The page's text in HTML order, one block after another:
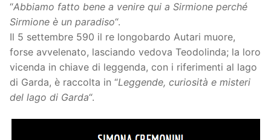
“Abbiamo fatto bene a venire qui a Sirmione perché
Sirmione è un paradiso“.
Il 5 settembre 590 il re longobardo Autari muore,
forse avvelenato, lasciando vedova Teodolinda; la loro
vicenda in chiave di leggenda, con i riferimenti al lago
di Garda, è raccolta in “Leggende, curiosità e misteri
del lago di Garda“.